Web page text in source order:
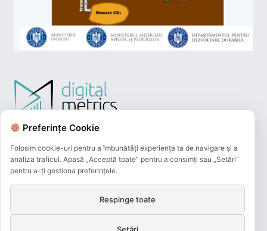
Plățile online efectuate pe acest site
sunt procesate de către Netopia Payments
Preferințe Cookie
Folosim cookie-uri pentru a îmbunătăți experiența ta de navigare și a
analiza traficul. Apasă „Acceptă toate" pentru a consimți sau „Setări"
pentru a-ți gestiona preferințele.
Respinge toate